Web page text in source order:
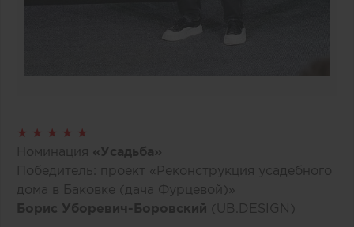
★ ★ ★ ★ ★
Номинация «Усадьба»
Победитель: проект «Реконструкция усадебного
дома в Баковке (дача Фурцевой)»
Борис Уборевич-Боровский (UB.DESIGN)